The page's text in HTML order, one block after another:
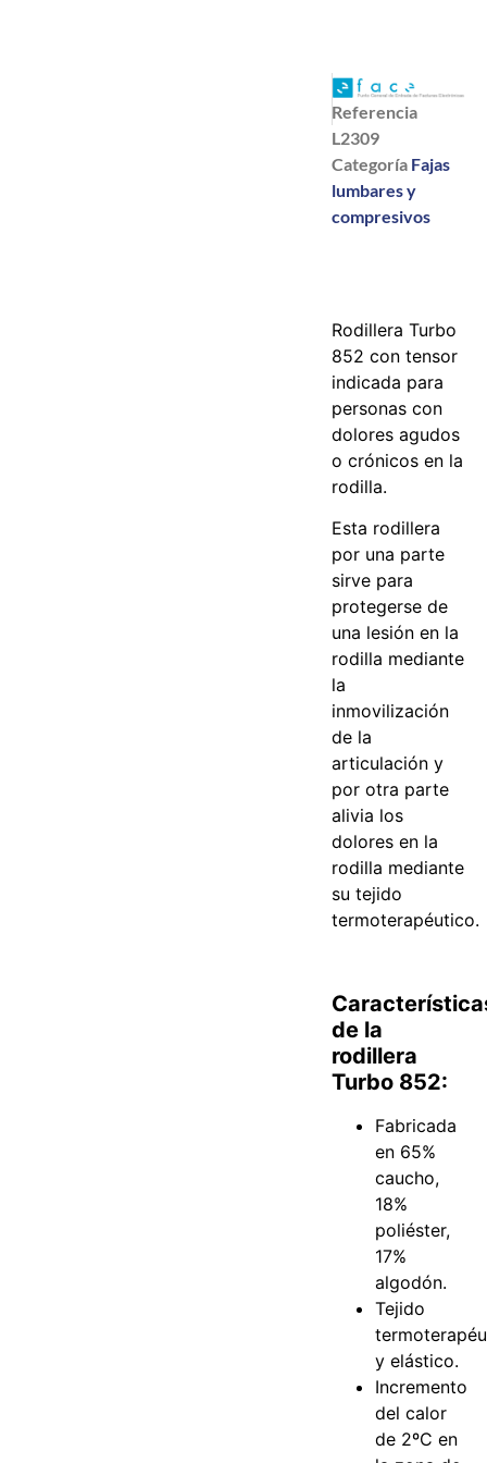
Referencia
L2309
Categoría Fajas
lumbares y
compresivos
Rodillera Turbo
852 con tensor
indicada para
personas con
dolores agudos
o crónicos en la
rodilla.
Esta rodillera
por una parte
sirve para
protegerse de
una lesión en la
rodilla mediante
la
inmovilización
de la
articulación y
por otra parte
alivia los
dolores en la
rodilla mediante
su tejido
termoterapéutico.
de la
rodillera
Turbo 852:
Fabricada
en 65%
caucho,
18%
poliéster,
17%
algodón.
Tejido
y elástico.
Incremento
del calor
de 2ºC en